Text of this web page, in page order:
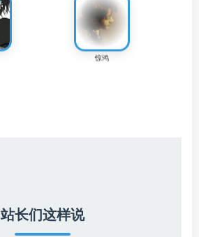
惊鸿
站长们这样说